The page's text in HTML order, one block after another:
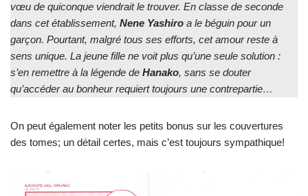
vœu de quiconque viendrait le trouver. En classe de seconde
dans cet établissement, Nene Yashiro a le béguin pour un
garçon. Pourtant, malgré tous ses efforts, cet amour reste à
sens unique. La jeune fille ne voit plus qu’une seule solution :
s’en remettre à la légende de Hanako, sans se douter
qu’accéder au bonheur requiert toujours une contrepartie…
On peut également noter les petits bonus sur les couvertures
des tomes; un détail certes, mais c’est toujours sympathique!